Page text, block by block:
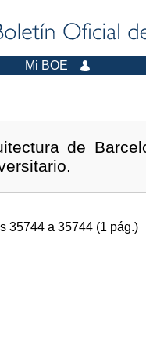
Mi BOE
de
35744 a 35744 (1 pág.)